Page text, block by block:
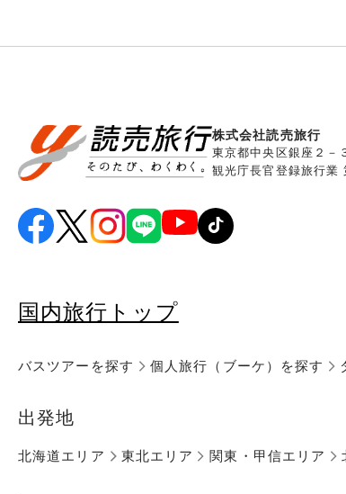
株式会社読売旅行
東京都中央区銀座２－
観光庁長官登録旅行業
国内旅行トップ
バスツアーを探す 個人旅行（ブーケ）を探す
出発地
北海道エリア 東北エリア 関東・甲信エリア